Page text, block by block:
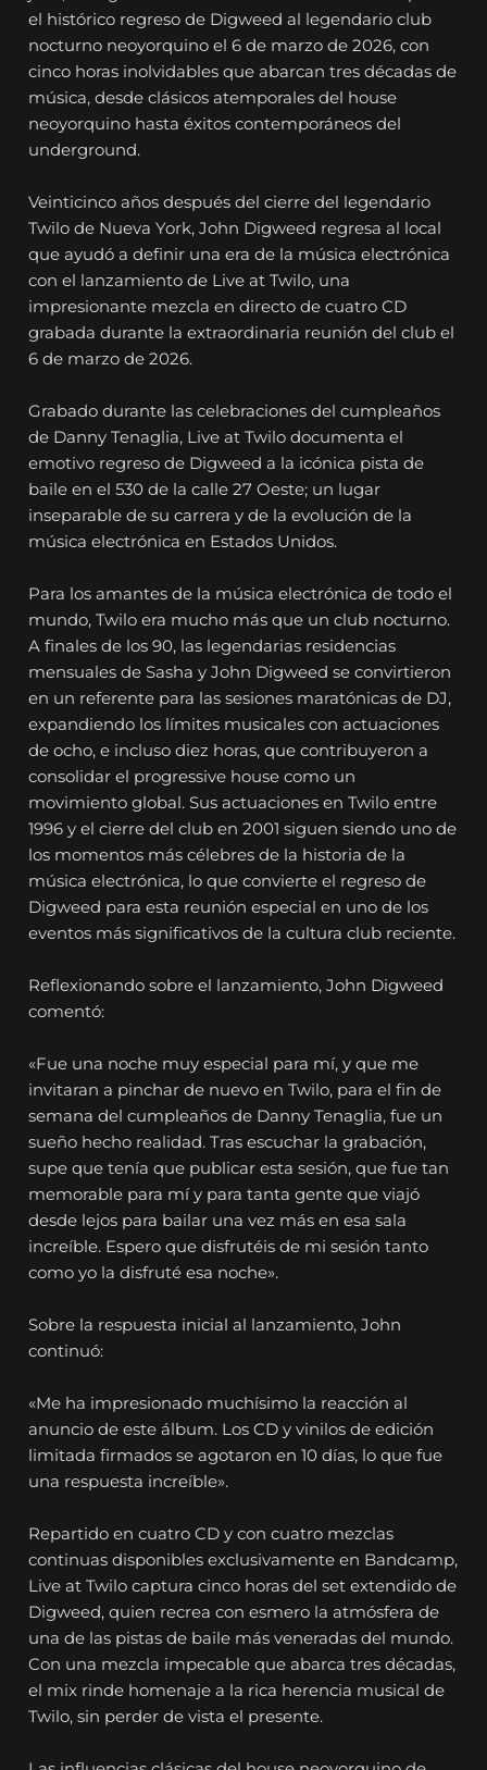
el histórico regreso de Digweed al legendario club
nocturno neoyorquino el 6 de marzo de 2026, con
cinco horas inolvidables que abarcan tres décadas de
música, desde clásicos atemporales del house
neoyorquino hasta éxitos contemporáneos del
underground.
Veinticinco años después del cierre del legendario
Twilo de Nueva York, John Digweed regresa al local
que ayudó a definir una era de la música electrónica
con el lanzamiento de Live at Twilo, una
impresionante mezcla en directo de cuatro CD
grabada durante la extraordinaria reunión del club el
6 de marzo de 2026.
Grabado durante las celebraciones del cumpleaños
de Danny Tenaglia, Live at Twilo documenta el
emotivo regreso de Digweed a la icónica pista de
baile en el 530 de la calle 27 Oeste; un lugar
inseparable de su carrera y de la evolución de la
música electrónica en Estados Unidos.
Para los amantes de la música electrónica de todo el
mundo, Twilo era mucho más que un club nocturno.
A finales de los 90, las legendarias residencias
mensuales de Sasha y John Digweed se convirtieron
en un referente para las sesiones maratónicas de DJ,
expandiendo los límites musicales con actuaciones
de ocho, e incluso diez horas, que contribuyeron a
consolidar el progressive house como un
movimiento global. Sus actuaciones en Twilo entre
1996 y el cierre del club en 2001 siguen siendo uno de
los momentos más célebres de la historia de la
música electrónica, lo que convierte el regreso de
Digweed para esta reunión especial en uno de los
eventos más significativos de la cultura club reciente.
Reflexionando sobre el lanzamiento, John Digweed
comentó:
«Fue una noche muy especial para mí, y que me
invitaran a pinchar de nuevo en Twilo, para el fin de
semana del cumpleaños de Danny Tenaglia, fue un
sueño hecho realidad. Tras escuchar la grabación,
supe que tenía que publicar esta sesión, que fue tan
memorable para mí y para tanta gente que viajó
desde lejos para bailar una vez más en esa sala
increíble. Espero que disfrutéis de mi sesión tanto
como yo la disfruté esa noche».
Sobre la respuesta inicial al lanzamiento, John
continuó:
«Me ha impresionado muchísimo la reacción al
anuncio de este álbum. Los CD y vinilos de edición
limitada firmados se agotaron en 10 días, lo que fue
una respuesta increíble».
Repartido en cuatro CD y con cuatro mezclas
continuas disponibles exclusivamente en Bandcamp,
Live at Twilo captura cinco horas del set extendido de
Digweed, quien recrea con esmero la atmósfera de
una de las pistas de baile más veneradas del mundo.
Con una mezcla impecable que abarca tres décadas,
el mix rinde homenaje a la rica herencia musical de
Twilo, sin perder de vista el presente.